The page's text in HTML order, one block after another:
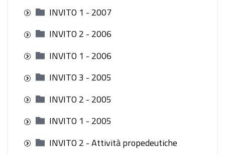
INVITO 1 - 2007
INVITO 2 - 2006
INVITO 1 - 2006
INVITO 3 - 2005
INVITO 2 - 2005
INVITO 1 - 2005
INVITO 2 - Attività propedeutiche